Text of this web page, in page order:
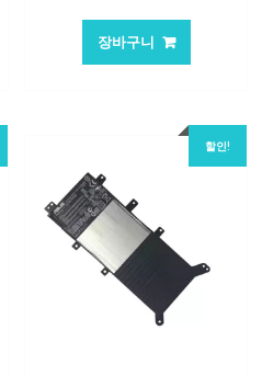
가
격:
장바구니
할인!